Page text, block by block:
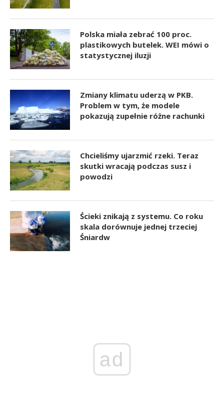
Polska miała zebrać 100 proc.
plastikowych butelek. WEI mówi o
statystycznej iluzji
Zmiany klimatu uderzą w PKB.
Problem w tym, że modele
pokazują zupełnie różne rachunki
Chcieliśmy ujarzmić rzeki. Teraz
skutki wracają podczas susz i
powodzi
Ścieki znikają z systemu. Co roku
skala dorównuje jednej trzeciej
Śniardw
ad